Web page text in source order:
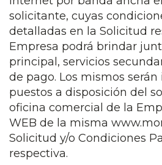
solicitante, cuyas
detalladas en la Solicitud
Empresa podrá brindar
principal, servicios
de pago. Los mismos
puestos a disposición del
oficina comercial de la
WEB de la misma
Solicitud y/o Condiciones
respectiva.